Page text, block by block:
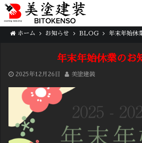
ホーム お知らせ BLOG 年末年始休
年末年始休業のお
2025年12月26日 美塗建装